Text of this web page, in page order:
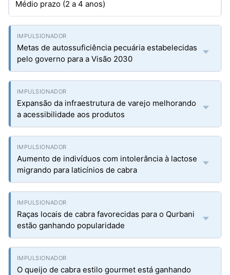
Médio prazo (2 a 4 anos)
Metas de autossuficiência pecuária estabelecidas
pelo governo para a Visão 2030
Expansão da infraestrutura de varejo melhorando
a acessibilidade aos produtos
Aumento de indivíduos com intolerância à lactose
migrando para laticínios de cabra
Raças locais de cabra favorecidas para o Qurbani
estão ganhando popularidade
O queijo de cabra estilo gourmet está ganhando